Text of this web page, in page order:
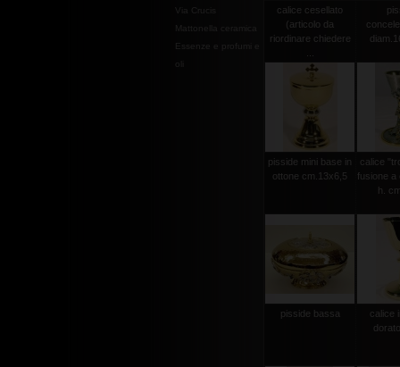
Mattonella ceramica
Essenze e profumi e
calice cesellato
(articolo da
riordinare chiedere
pisside mini base in
ottone cm.13x6,5
calice
fusione a
h.
pisside bassa
calice